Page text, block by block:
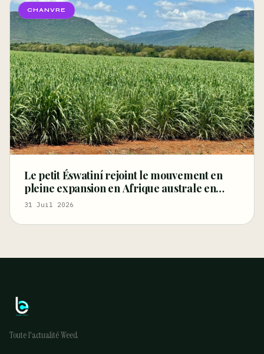
CHANVRE
Le petit Éswatiní rejoint le mouvement en
pleine expansion en Afrique australe en
faveur du chanvre industriel
31 Juil 2026
Toute l'actualité Weed